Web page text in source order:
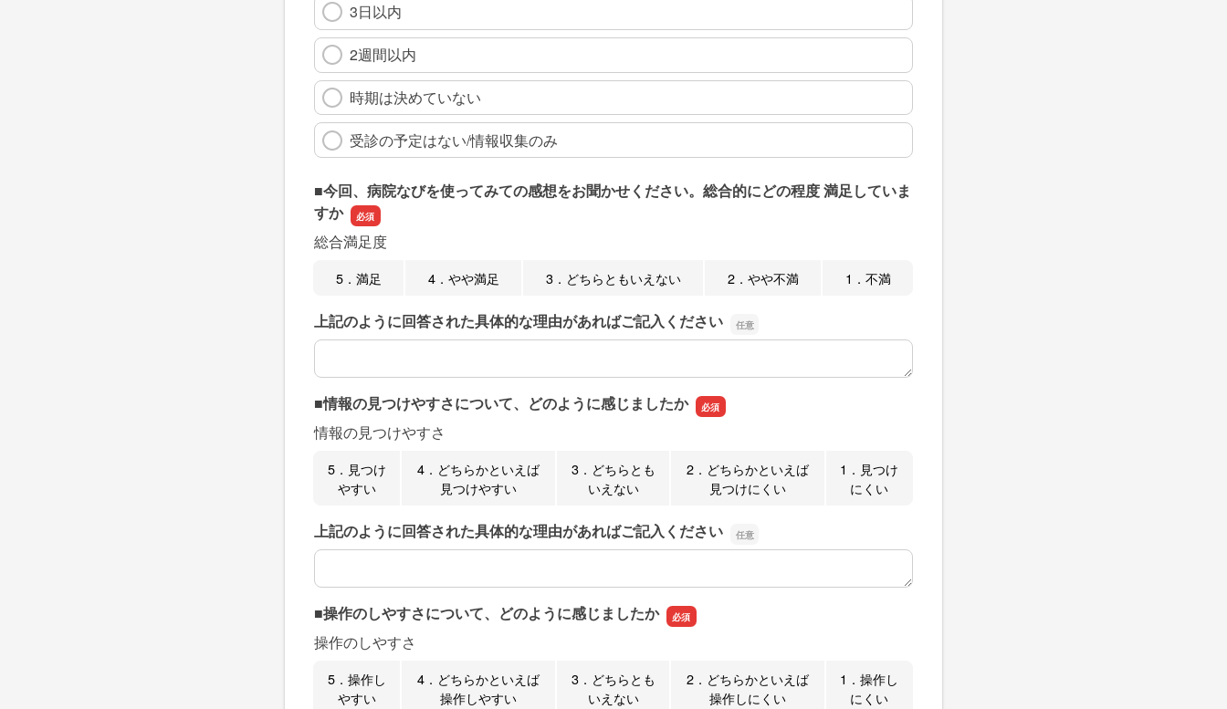
3日以内
2週間以内
時期は決めていない
受診の予定はない/情報収集のみ
■今回、病院なびを使ってみての感想をお聞かせください。総合的にどの程度 満足していま
すか
総合満足度
5．満足 4．やや満足 3．どちらともいえない 2．やや不満 1．不満
上記のように回答された具体的な理由があればご記入ください
上記のように回答された具体的な理由があればご記入ください
■情報の見つけやすさについて、どのように感じましたか
情報の見つけやすさ
5．見つけ
やすい
4．どちらかといえば
見つけやすい
3．どちらとも
いえない
2．どちらかといえば
見つけにくい
1．見つけ
にくい
上記のように回答された具体的な理由があればご記入ください
上記のように回答された具体的な理由があればご記入ください
■操作のしやすさについて、どのように感じましたか
操作のしやすさ
5．操作し
やすい
4．どちらかといえば
操作しやすい
3．どちらとも
いえない
2．どちらかといえば
操作しにくい
1．操作し
にくい